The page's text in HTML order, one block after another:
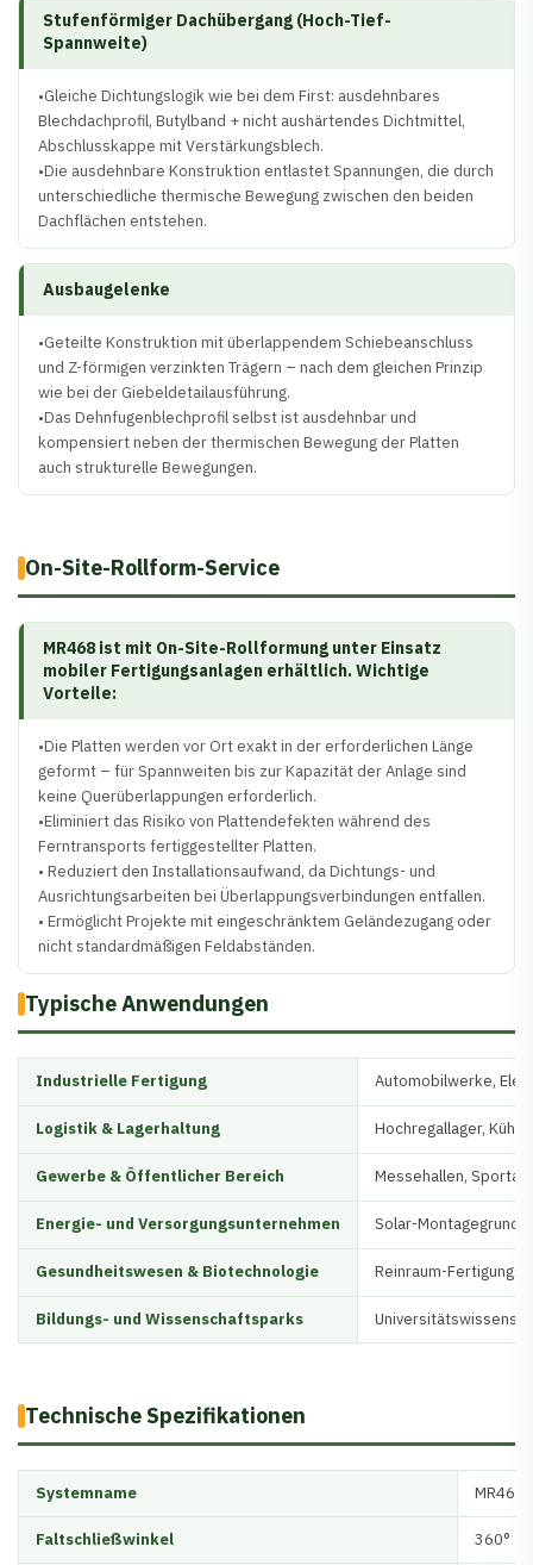
Stufenförmiger Dachübergang (Hoch-Tief-
Spannweite)
•Gleiche Dichtungslogik wie bei dem First: ausdehnbares
Blechdachprofil, Butylband + nicht aushärtendes Dichtmittel,
Abschlusskappe mit Verstärkungsblech.
•Die ausdehnbare Konstruktion entlastet Spannungen, die durch
unterschiedliche thermische Bewegung zwischen den beiden
Dachflächen entstehen.
Ausbaugelenke
•Geteilte Konstruktion mit überlappendem Schiebeanschluss
und Z-förmigen verzinkten Trägern – nach dem gleichen Prinzip
wie bei der Giebeldetailausführung.
•Das Dehnfugenblechprofil selbst ist ausdehnbar und
kompensiert neben der thermischen Bewegung der Platten
auch strukturelle Bewegungen.
On-Site-Rollform-Service
MR468 ist mit On-Site-Rollformung unter Einsatz
mobiler Fertigungsanlagen erhältlich. Wichtige
Vorteile:
•Die Platten werden vor Ort exakt in der erforderlichen Länge
geformt – für Spannweiten bis zur Kapazität der Anlage sind
keine Querüberlappungen erforderlich.
•Eliminiert das Risiko von Plattendefekten während des
Ferntransports fertiggestellter Platten.
• Reduziert den Installationsaufwand, da Dichtungs- und
Ausrichtungsarbeiten bei Überlappungsverbindungen entfallen.
• Ermöglicht Projekte mit eingeschränktem Geländezugang oder
nicht standardmäßigen Feldabständen.
Typische Anwendungen
Industrielle Fertigung Automobilwerke,
Logistik & Lagerhaltung Hochregallager,
Gewerbe & Öffentlicher Bereich Messehallen,
Energie- und Versorgungsunternehmen Solar-
Gesundheitswesen & Biotechnologie Reinraum-
Bildungs- und Wissenschaftsparks
Technische Spezifikationen
Systemname MR468
Faltschließwinkel 360°